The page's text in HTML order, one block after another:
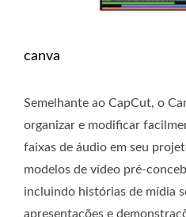
canva
Semelhante ao CapCut, o
organizar e modificar
faixas de áudio em seu
modelos de vídeo pré-
incluindo histórias de mídia
apresentações e